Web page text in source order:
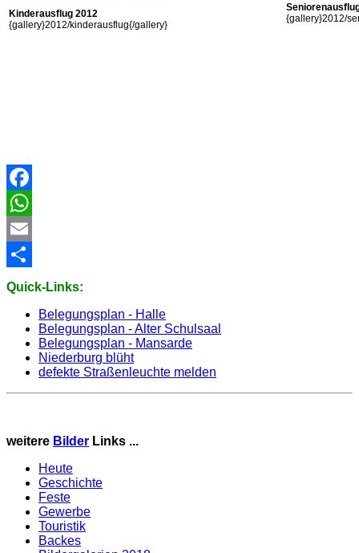
Kinderausflug 2012
{gallery}2012/kinderausflug{/gallery}
{gallery}2012/
Facebook
WhatsApp
Email
Share
Quick-Links:
Belegungsplan - Halle
Belegungsplan - Alter Schulsaal
Belegungsplan - Mansarde
Niederburg blüht
defekte Straßenleuchte melden
weitere Bilder Links ...
Heute
Geschichte
Feste
Gewerbe
Touristik
Backes